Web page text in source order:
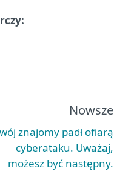
Nowsze
znajomy padł ofiarą
cyberataku. Uważaj,
możesz być następny.